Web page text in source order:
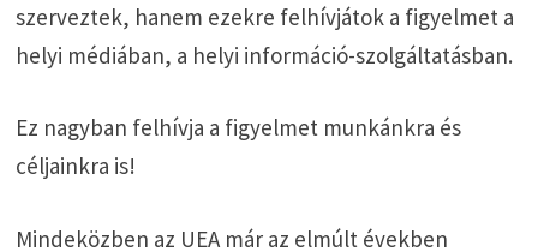
szerveztek, hanem ezekre felhívjátok a figyelmet a
helyi médiában, a helyi információ-szolgáltatásban.
Ez nagyban felhívja a figyelmet munkánkra és
céljainkra is!
Mindeközben az UEA már az elmúlt években